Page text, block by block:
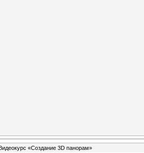
«Создание 3D панорам»